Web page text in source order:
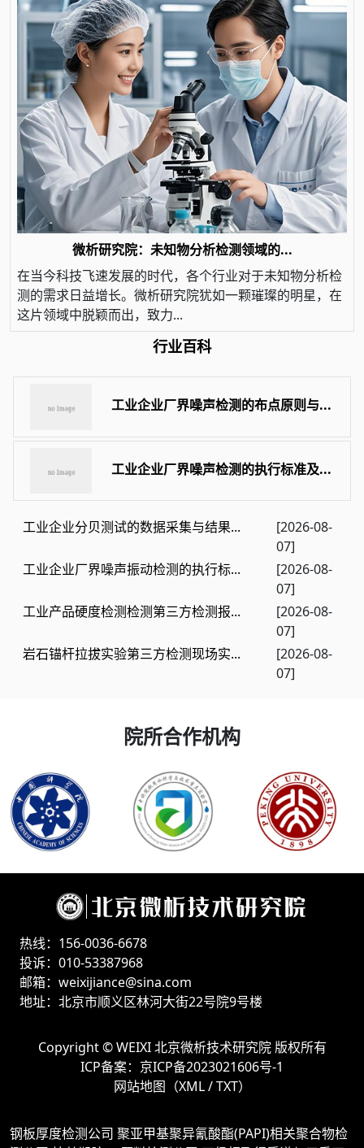
微析研究院：未知物分析检测领域的...
在当今科技飞速发展的时代，各个行业对于未知物分析检
测的需求日益增长。微析研究院犹如一颗璀璨的明星，在
这片领域中脱颖而出，致力...
行业百科
工业企业厂界噪声检测的布点原则与...
工业企业厂界噪声检测的执行标准及...
工业企业分贝测试的数据采集与结果...
[2026-08-
07]
工业企业厂界噪声振动检测的执行标...
[2026-08-
07]
工业产品硬度检测检测第三方检测报...
[2026-08-
07]
岩石锚杆拉拔实验第三方检测现场实...
[2026-08-
07]
院所合作机构
热线：156-0036-6678
投诉：010-53387968
邮箱：weixijiance@sina.com
地址：北京市顺义区林河大街22号院9号楼
Copyright ©WEIXI 北京微析技术研究院版权所有
ICP备案： 京ICP备2023021606号-1
网站地图（XML/TXT）
钢板厚度检测公司 聚亚甲基聚异氰酸酯(PAPI)相关聚合物检